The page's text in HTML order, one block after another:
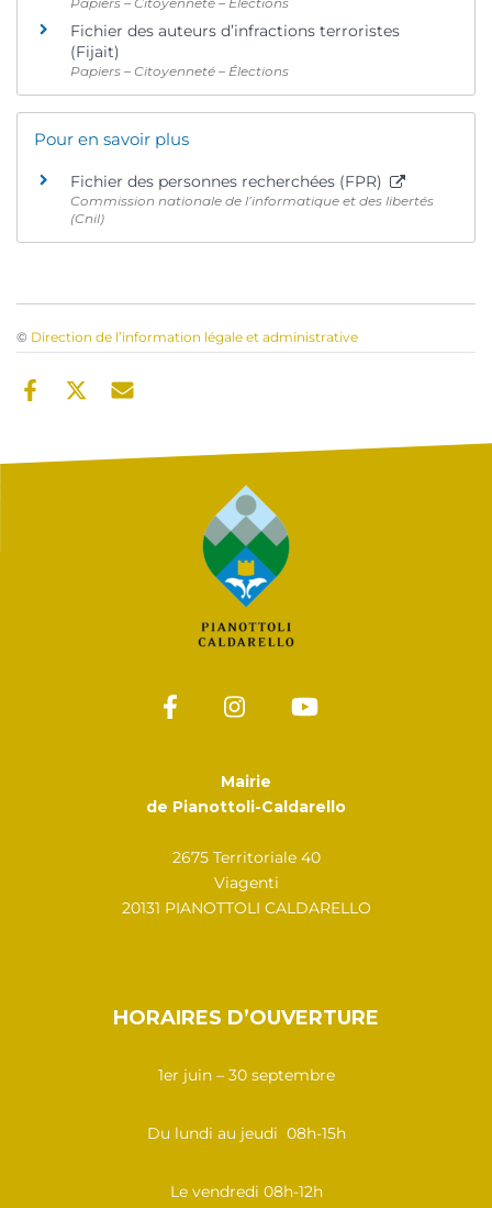
Fichier des auteurs d’infractions terroristes
(Fijait)
Papiers – Citoyenneté – Élections
Pour en savoir plus
Fichier des personnes recherchées (FPR)
Commission nationale de l’informatique et des libertés
(Cnil)
© Direction de l’information légale et administrative
Mairie
de Pianottoli-Caldarello
2675 Territoriale 40
Viagenti
20131 PIANOTTOLI CALDARELLO
HORAIRES D’OUVERTURE
1er juin – 30 septembre
Du lundi au jeudi 08h-15h
Le vendredi 08h-12h